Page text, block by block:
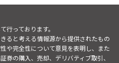
行っております。
ると考える情報源から提供されたもの
や完全性について意見を表明し、また
券の購入、売却、デリバティブ取引、